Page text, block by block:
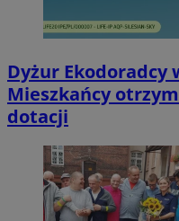
Dyżur Ekodoradcy
Mieszkańcy
dotacji